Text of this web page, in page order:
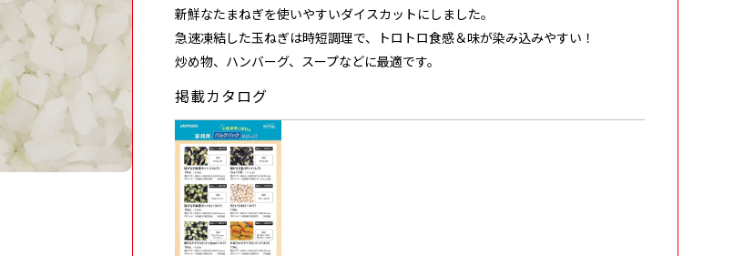
新鮮なたまねぎを使いやすいダイスカットにしました。
急速凍結した玉ねぎは時短調理で、トロトロ食感＆味が染み込みやすい！
炒め物、ハンバーグ、スープなどに最適です。
掲載カタログ